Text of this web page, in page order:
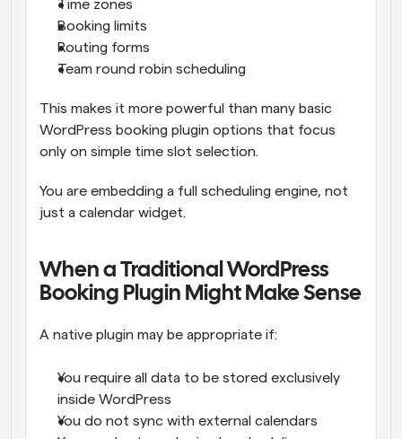
Time zones
Booking limits
Routing forms
Team round robin scheduling
This makes it more powerful than many basic
WordPress booking plugin options that focus
only on simple time slot selection.
You are embedding a full scheduling engine, not
just a calendar widget.
When a Traditional WordPress
Booking Plugin Might Make Sense
A native plugin may be appropriate if:
You require all data to be stored exclusively
inside WordPress
You do not sync with external calendars